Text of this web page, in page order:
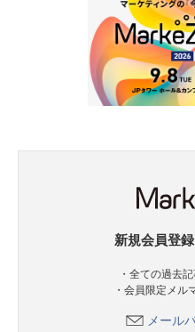
新規会員登録
・全ての過去
・会員限定メル
メール